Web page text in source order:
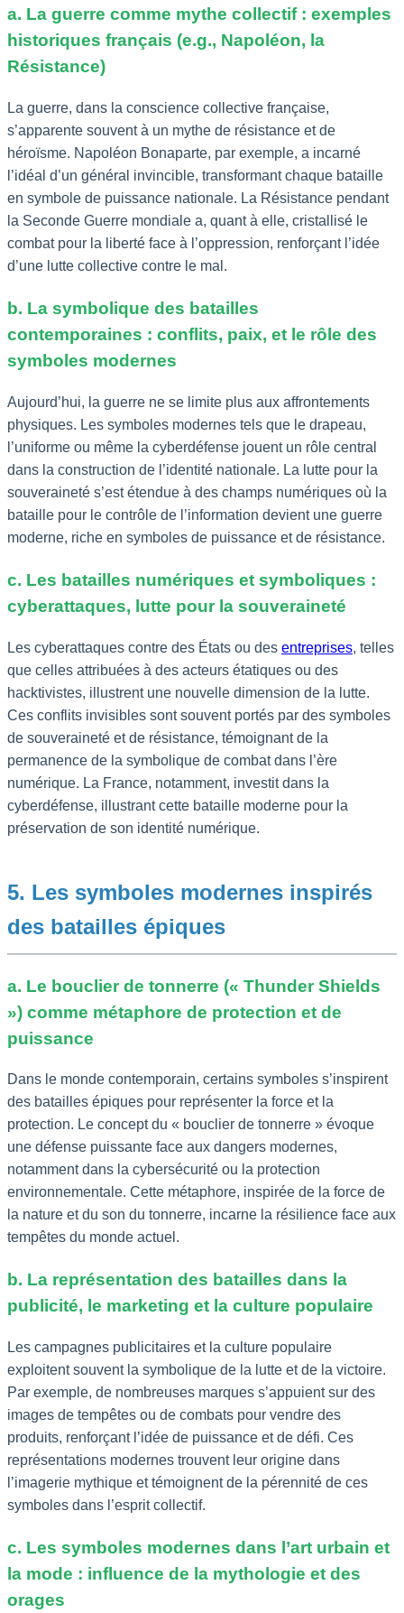
a. La guerre comme mythe collectif : exemples
historiques français (e.g., Napoléon, la
Résistance)
La guerre, dans la conscience collective française,
s’apparente souvent à un mythe de résistance et de
héroïsme. Napoléon Bonaparte, par exemple, a incarné
l’idéal d’un général invincible, transformant chaque bataille
en symbole de puissance nationale. La Résistance pendant
la Seconde Guerre mondiale a, quant à elle, cristallisé le
combat pour la liberté face à l’oppression, renforçant l’idée
d’une lutte collective contre le mal.
b. La symbolique des batailles
contemporaines : conflits, paix, et le rôle des
symboles modernes
Aujourd’hui, la guerre ne se limite plus aux affrontements
physiques. Les symboles modernes tels que le drapeau,
l’uniforme ou même la cyberdéfense jouent un rôle central
dans la construction de l’identité nationale. La lutte pour la
souveraineté s’est étendue à des champs numériques où la
bataille pour le contrôle de l’information devient une guerre
moderne, riche en symboles de puissance et de résistance.
c. Les batailles numériques et symboliques :
cyberattaques, lutte pour la souveraineté
Les cyberattaques contre des États ou des entreprises, telles
que celles attribuées à des acteurs étatiques ou des
hacktivistes, illustrent une nouvelle dimension de la lutte.
Ces conflits invisibles sont souvent portés par des symboles
de souveraineté et de résistance, témoignant de la
permanence de la symbolique de combat dans l’ère
numérique. La France, notamment, investit dans la
cyberdéfense, illustrant cette bataille moderne pour la
préservation de son identité numérique.
5. Les symboles modernes inspirés
des batailles épiques
a. Le bouclier de tonnerre (« Thunder Shields
») comme métaphore de protection et de
puissance
Dans le monde contemporain, certains symboles s’inspirent
des batailles épiques pour représenter la force et la
protection. Le concept du « bouclier de tonnerre » évoque
une défense puissante face aux dangers modernes,
notamment dans la cybersécurité ou la protection
environnementale. Cette métaphore, inspirée de la force de
la nature et du son du tonnerre, incarne la résilience face aux
tempêtes du monde actuel.
b. La représentation des batailles dans la
publicité, le marketing et la culture populaire
Les campagnes publicitaires et la culture populaire
exploitent souvent la symbolique de la lutte et de la victoire.
Par exemple, de nombreuses marques s’appuient sur des
images de tempêtes ou de combats pour vendre des
produits, renforçant l’idée de puissance et de défi. Ces
représentations modernes trouvent leur origine dans
l’imagerie mythique et témoignent de la pérennité de ces
symboles dans l’esprit collectif.
c. Les symboles modernes dans l’art urbain et
la mode : influence de la mythologie et des
orages